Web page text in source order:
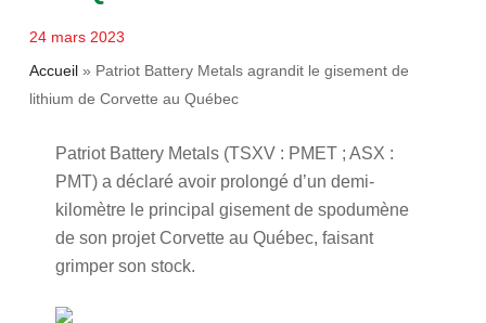
24 mars 2023
Accueil» Patriot Battery Metals agrandit le gisement de
lithium de Corvette au Québec
Patriot Battery Metals (TSXV : PMET ; ASX :
PMT) a déclaré avoir prolongé d’un demi-
kilomètre le principal gisement de spodumène
de son projet Corvette au Québec, faisant
grimper son stock.